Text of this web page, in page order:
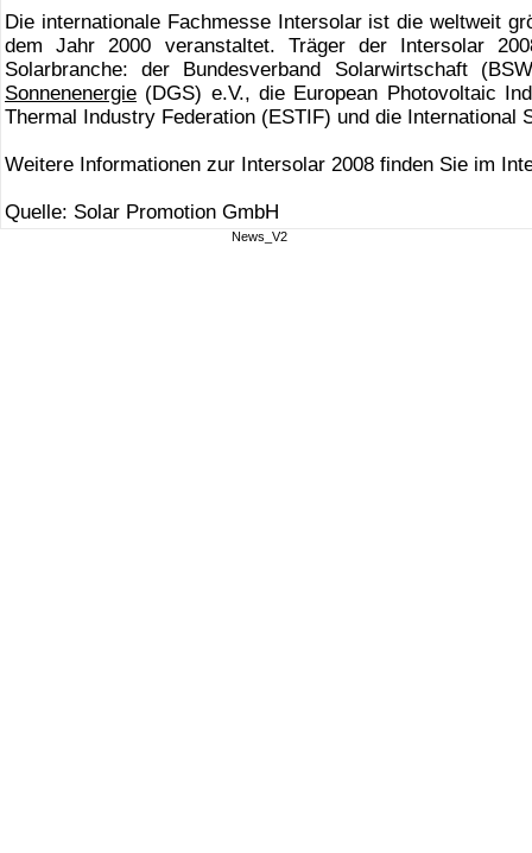
Die internationale Fachmesse Intersolar ist die weltweit
dem Jahr 2000 veranstaltet. Träger der Intersolar
Solarbranche: der Bundesverband Solarwirtschaft
Sonnenenergie (DGS) e.V., die European Photovoltaic
Thermal Industry Federation (ESTIF) und die
Weitere Informationen zur Intersolar 2008 finden Sie im
Quelle: Solar Promotion GmbH
News_V2